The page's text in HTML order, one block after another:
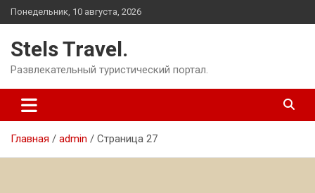
Перейти
к
Понедельник, 10 августа, 2026
Stels Travel.
Развлекательный туристический портал.
Главная admin Страница 27